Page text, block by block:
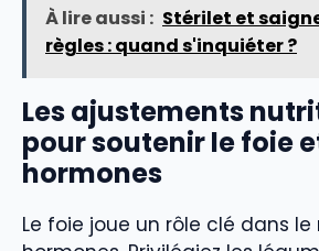
À lire aussi : Stérilet et
règles : quand s'inquiéter ?
Les ajustements
pour soutenir le foie
hormones
Le foie joue un rôle clé dans